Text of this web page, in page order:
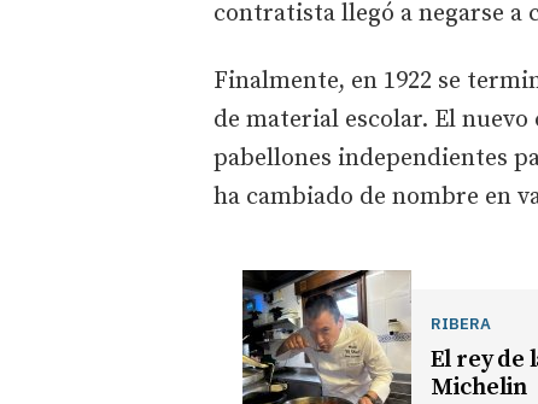
contratista llegó a negarse a
Finalmente, en 1922 se
de material escolar. El
pabellones independientes
ha cambiado de nombre en
RIBERA
El rey de
Michelin